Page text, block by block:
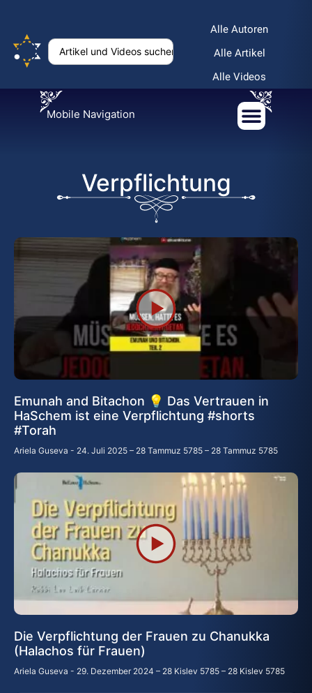
Alle Autoren
Alle Artikel
Alle Videos
Mobile Navigation
Verpflichtung
Emunah and Bitachon 💡 Das Vertrauen in
HaSchem ist eine Verpflichtung #shorts
#Torah
Ariela Guseva 24. Juli 2025 – 28 Tammuz 5785 – 28 Tammuz 5785
Die Verpflichtung der Frauen zu Chanukka
(Halachos für Frauen)
Ariela Guseva 29. Dezember 2024 – 28 Kislev 5785 – 28 Kislev 5785